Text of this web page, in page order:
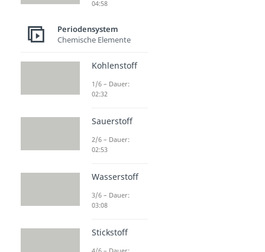
Kohlenstoff
Dauer: 02:32
Dauer: 02:53
Wasserstoff
Dauer: 03:08
Stickstoff
Phosphor
Schwefel
04:58
Periodensystem
Chemische Elemente
Kohlenstoff
1/6 – Dauer:
02:32
Sauerstoff
2/6 – Dauer:
02:53
Wasserstoff
3/6 – Dauer:
03:08
Stickstoff